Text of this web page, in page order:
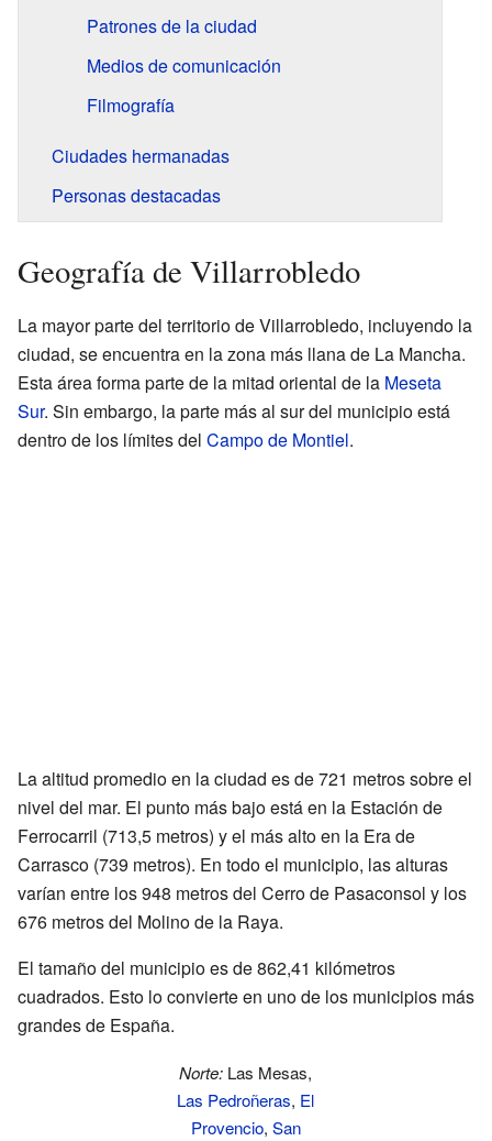
Patrones de la ciudad
Medios de comunicación
Filmografía
Ciudades hermanadas
Personas destacadas
Geografía de Villarrobledo
La mayor parte del territorio de Villarrobledo, incluyendo la
ciudad, se encuentra en la zona más llana de La Mancha.
Esta área forma parte de la mitad oriental de la Meseta
Sur. Sin embargo, la parte más al sur del municipio está
dentro de los límites del Campo de Montiel.
La altitud promedio en la ciudad es de 721 metros sobre el
nivel del mar. El punto más bajo está en la Estación de
Ferrocarril (713,5 metros) y el más alto en la Era de
Carrasco (739 metros). En todo el municipio, las alturas
varían entre los 948 metros del Cerro de Pasaconsol y los
676 metros del Molino de la Raya.
El tamaño del municipio es de 862,41 kilómetros
cuadrados. Esto lo convierte en uno de los municipios más
grandes de España.
Norte: Las Mesas,
Las Pedroñeras, El
Provencio, San